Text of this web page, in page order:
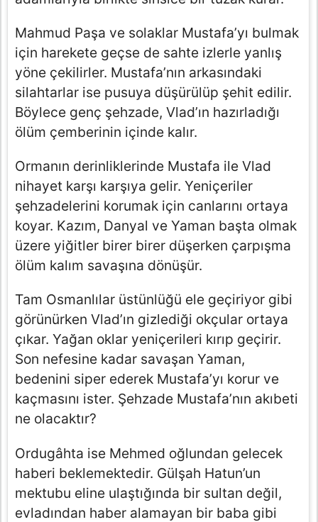
Mahmud Paşa ve solaklar Mustafa’yı bulmak
için harekete geçse de sahte izlerle yanlış
yöne çekilirler. Mustafa’nın arkasındaki
silahtarlar ise pusuya düşürülüp şehit edilir.
Böylece genç şehzade, Vlad’ın hazırladığı
ölüm çemberinin içinde kalır.
Ormanın derinliklerinde Mustafa ile Vlad
nihayet karşı karşıya gelir. Yeniçeriler
şehzadelerini korumak için canlarını ortaya
koyar. Kazım, Danyal ve Yaman başta olmak
üzere yiğitler birer birer düşerken çarpışma
ölüm kalım savaşına dönüşür.
Tam Osmanlılar üstünlüğü ele geçiriyor gibi
görünürken Vlad’ın gizlediği okçular ortaya
çıkar. Yağan oklar yeniçerileri kırıp geçirir.
Son nefesine kadar savaşan Yaman,
bedenini siper ederek Mustafa’yı korur ve
kaçmasını ister. Şehzade Mustafa’nın akıbeti
ne olacaktır?
Ordugâhta ise Mehmed oğlundan gelecek
haberi beklemektedir. Gülşah Hatun’un
mektubu eline ulaştığında bir sultan değil,
evladından haber alamayan bir baba gibi